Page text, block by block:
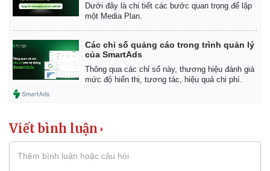
Kinh tế
Bất động sản
Khởi nghiệp
Thị trường
Giá vàng
Dưới đây là chi tiết các bước quan trọng để lập
một Media Plan.
Các chỉ số quảng cáo trong trình quản lý
của SmartAds
Thông qua các chỉ số này, thương hiệu đánh giá
mức độ hiển thị, tương tác, hiệu quả chi phí.
Viết bình luận